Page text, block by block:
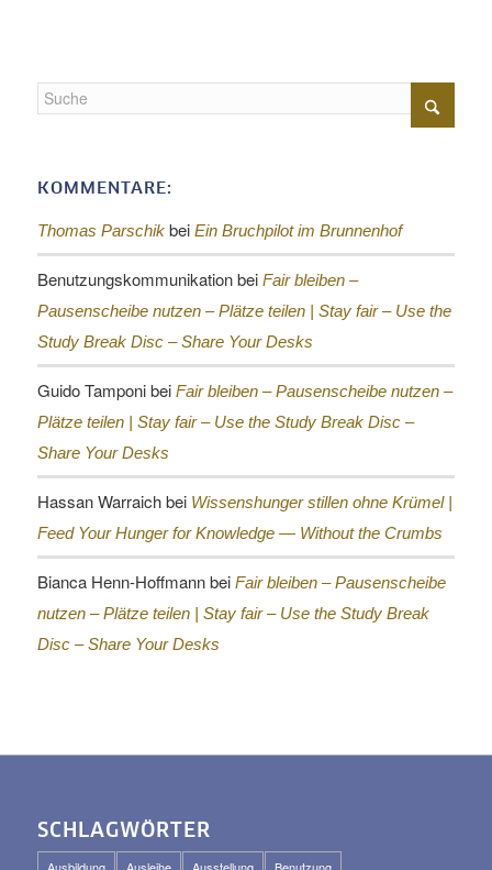
KOMMENTARE:
Thomas Parschikbei Ein Bruchpilot im Brunnenhof
Benutzungskommunikationbei Fair bleiben –
Pausenscheibe nutzen – Plätze teilen | Stay fair – Use the
Study Break Disc – Share Your Desks
Guido Tamponibei Fair bleiben – Pausenscheibe nutzen –
Plätze teilen | Stay fair – Use the Study Break Disc –
Share Your Desks
Hassan Warraichbei Wissenshunger stillen ohne Krümel |
Feed Your Hunger for Knowledge — Without the Crumbs
Bianca Henn-Hoffmannbei Fair bleiben – Pausenscheibe
nutzen – Plätze teilen | Stay fair – Use the Study Break
Disc – Share Your Desks
SCHLAGWÖRTER